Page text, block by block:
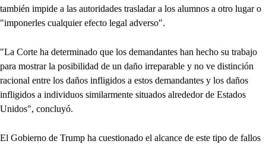
también impide a las autoridades trasladar a los alumnos a otro lugar o
"imponerles cualquier efecto legal adverso".
"La Corte ha determinado que los demandantes han hecho su trabajo
para mostrar la posibilidad de un daño irreparable y no ve distinción
racional entre los daños infligidos a estos demandantes y los daños
infligidos a individuos similarmente situados alrededor de Estados
Unidos", concluyó.
El Gobierno de Trump ha cuestionado el alcance de este tipo de fallos